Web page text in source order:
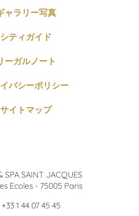
ャラリー写真
シティガイド
ーガルノート
バシーポリシー
サイトマップ
SPA SAINT JACQUES
Ecoles- 75005 Paris
+33 1 44 07 45 45